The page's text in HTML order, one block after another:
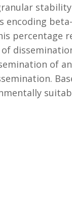
encoding
of